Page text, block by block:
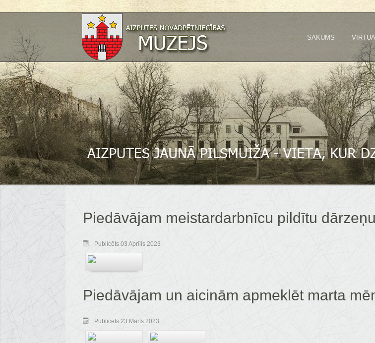
SĀKUMS
Piedāvājam meistardarbnīcu pildītu
Publicēts 03 Aprīlis 2023
Piedāvājam un aicinām apmeklēt marta
Publicēts 23 Marts 2023